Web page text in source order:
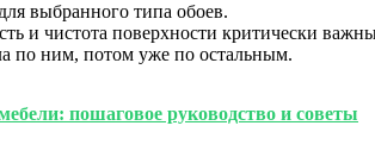
выбранного типа обоев.
и чистота поверхности критически
по ним, потом уже по остальным.
пошаговое руководство и советы